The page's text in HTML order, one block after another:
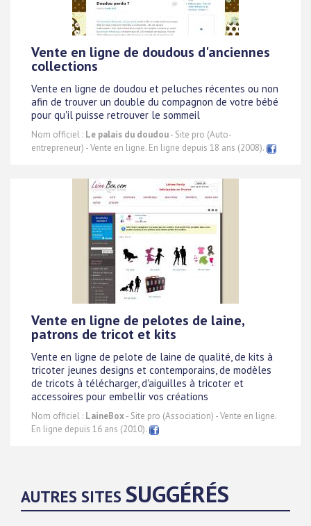
Vente en ligne de doudous d'anciennes
collections
Vente en ligne de doudou et peluches récentes ou non
afin de trouver un double du compagnon de votre bébé
pour qu'il puisse retrouver le sommeil
Nom officiel : Le palais du doudou- Site pro (Auto-
entrepreneur) - Vente en ligne. En ligne depuis 18 ans (2008).
Vente en ligne de pelotes de laine,
patrons de tricot et kits
Vente en ligne de pelote de laine de qualité, de kits à
tricoter jeunes designs et contemporains, de modèles
de tricots à télécharger, d'aiguilles à tricoter et
accessoires pour embellir vos créations
Nom officiel : LaineBox- Site pro (Association) - Vente en ligne.
En ligne depuis 16 ans (2010).
AUTRES SITES SUGGÉRÉS